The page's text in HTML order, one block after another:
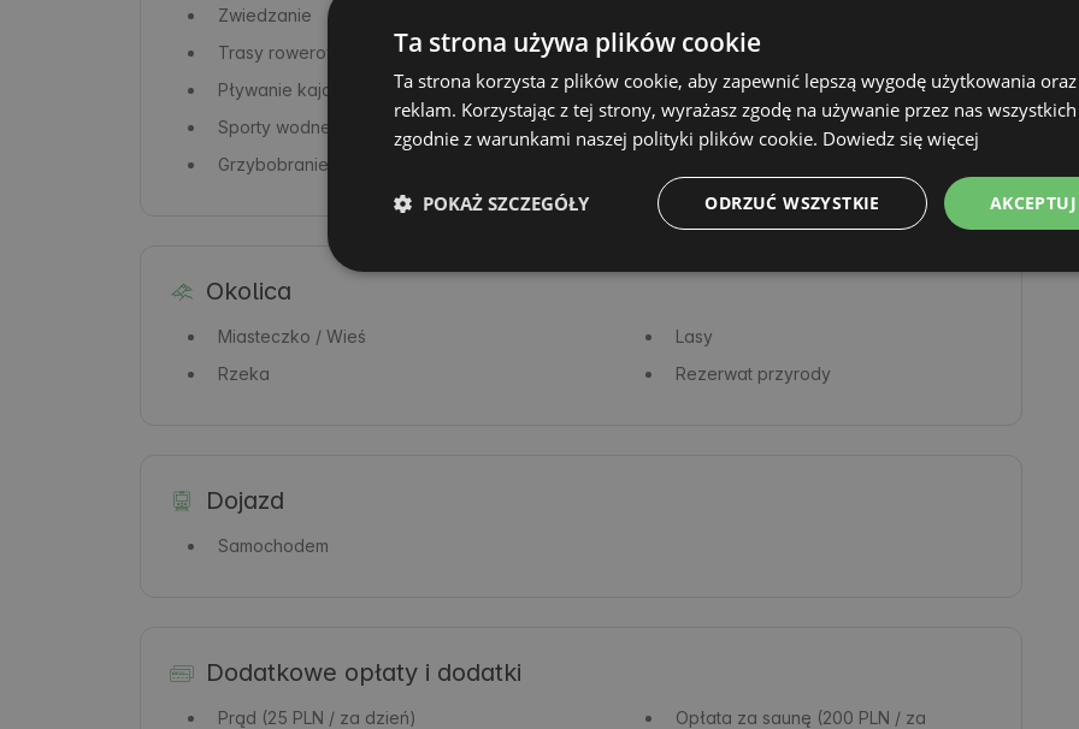
Zwiedzanie
Trasy rowerowe
Niewymagające szlaki piesze
Pływanie kajakiem
Pływanie łódką
Sporty wodne
Wędkarstwo
Grzybobranie
Okolica
Miasteczko / Wieś
Lasy
Rzeka
Rezerwat przyrody
Dojazd
Samochodem
Dodatkowe opłaty i dodatki
Prąd (25 PLN / za dzień) Opłata za saunę (200 PLN / za
Ta strona używa plików cookie
Ta strona korzysta z plików cookie, aby zapewnić lepszą wygodę użytkowania
reklam. Korzystając z tej strony, wyrażasz zgodę na używanie przez nas
zgodnie z warunkami naszej polityki plików cookie. Dowiedz się więcej
ODRZUĆ WSZYSTKIE
POKAŻ SZCZEGÓŁY